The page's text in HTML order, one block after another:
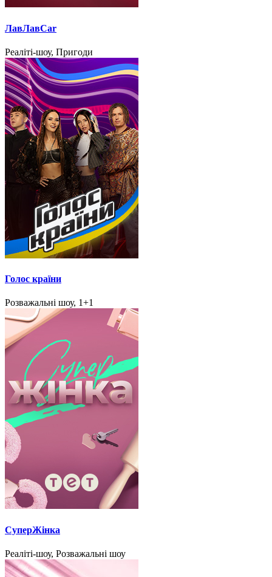
ЛавЛавCar
Реаліті-шоу, Пригоди
Голос країни
Розважальні шоу, 1+1
СуперЖінка
Реаліті-шоу, Розважальні шоу